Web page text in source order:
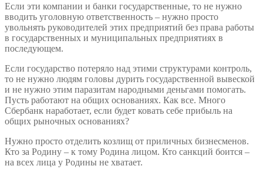
Если эти компании и банки государственные, то не нужно
вводить уголовную ответственность – нужно просто
увольнять руководителей этих предприятий без права работы
в государственных и муниципальных предприятиях в
последующем.
Если государство потеряло над этими структурами контроль,
то не нужно людям головы дурить государственной вывеской
и не нужно этим паразитам народными деньгами помогать.
Пусть работают на общих основаниях. Как все. Много
Сбербанк наработает, если будет ковать себе прибыль на
общих рыночных основаниях?
Нужно просто отделить козлищ от приличных бизнесменов.
Кто за Родину – к тому Родина лицом. Кто санкций боится –
на всех лица у Родины не хватает.